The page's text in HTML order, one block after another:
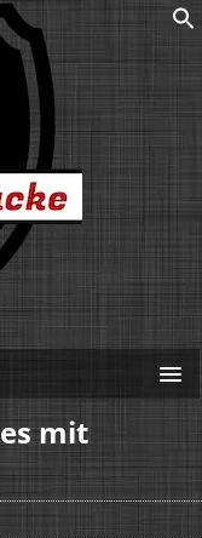
mit